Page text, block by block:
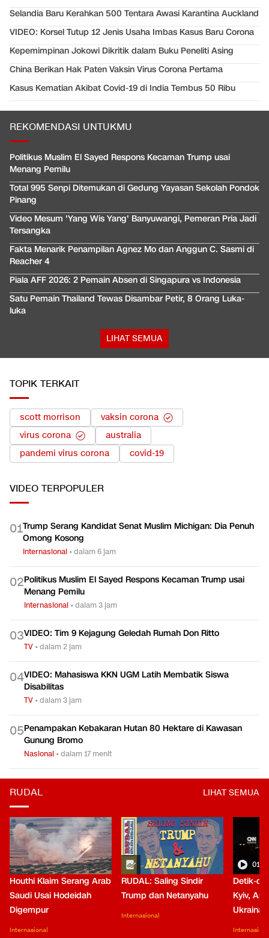
Selandia Baru Kerahkan 500 Tentara Awasi Karantina Auckland
VIDEO: Korsel Tutup 12 Jenis Usaha Imbas Kasus Baru Corona
Kepemimpinan Jokowi Dikritik dalam Buku Peneliti Asing
China Berikan Hak Paten Vaksin Virus Corona Pertama
Kasus Kematian Akibat Covid-19 di India Tembus 50 Ribu
REKOMENDASI UNTUKMU
Politikus Muslim El Sayed Respons Kecaman Trump usai
Menang Pemilu
Total 995 Senpi Ditemukan di Gedung Yayasan Sekolah Pondok
Pinang
Video Mesum 'Yang Wis Yang' Banyuwangi, Pemeran Pria Jadi
Tersangka
Fakta Menarik Penampilan Agnez Mo dan Anggun C. Sasmi di
Reacher 4
Piala AFF 2026: 2 Pemain Absen di Singapura vs Indonesia
Satu Pemain Thailand Tewas Disambar Petir, 8 Orang Luka-
luka
LIHAT SEMUA
TOPIK TERKAIT
scott morrison
vaksin corona
virus corona
australia
pandemi virus corona
covid-19
VIDEO TERPOPULER
01Trump Serang Kandidat Senat Muslim Michigan: Dia Penuh
Omong Kosong
Internasional •dalam 6 jam
02Politikus Muslim El Sayed Respons Kecaman Trump usai
Menang Pemilu
Internasional •dalam 3 jam
03VIDEO: Tim 9 Kejagung Geledah Rumah Don Ritto
TV •dalam 2 jam
04VIDEO: Mahasiswa KKN UGM Latih Membatik Siswa
Disabilitas
TV •dalam 3 jam
05Penampakan Kebakaran Hutan 80 Hektare di Kawasan
Gunung Bromo
Nasional •dalam 17 menit
RUDAL LIHAT SEMUA
Houthi Klaim Serang Arab
Saudi Usai Hodeidah
Digempur
Internasional
RUDAL: Saling Sindir
Trump dan Netanyahu
Internasional
Detik-
Kyiv,
Ukraina